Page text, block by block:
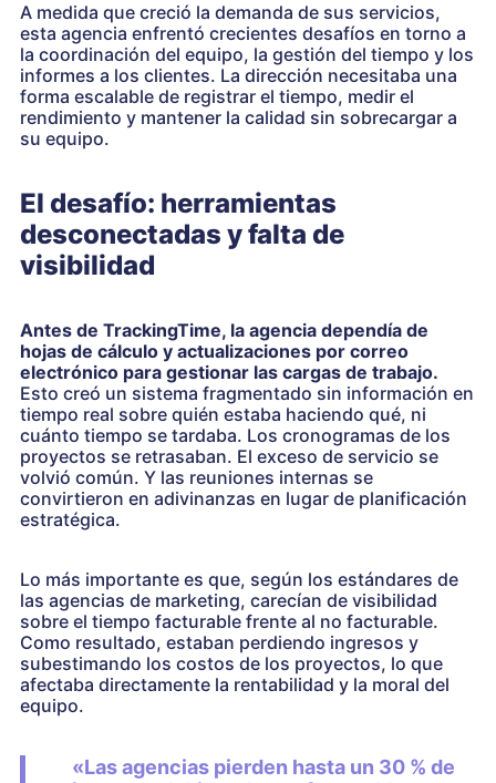
A medida que creció la demanda de sus servicios,
esta agencia enfrentó crecientes desafíos en torno a
la coordinación del equipo, la gestión del tiempo y los
informes a los clientes. La dirección necesitaba una
forma escalable de registrar el tiempo, medir el
rendimiento y mantener la calidad sin sobrecargar a
su equipo.
El desafío: herramientas
desconectadas y falta de
visibilidad
Antes de TrackingTime, la agencia dependía de
hojas de cálculo y actualizaciones por correo
electrónico para gestionar las cargas de trabajo.
Esto creó un sistema fragmentado sin información en
tiempo real sobre quién estaba haciendo qué, ni
cuánto tiempo se tardaba. Los cronogramas de los
proyectos se retrasaban. El exceso de servicio se
volvió común. Y las reuniones internas se
convirtieron en adivinanzas en lugar de planificación
estratégica.
Lo más importante es que, según los estándares de
las agencias de marketing, carecían de visibilidad
sobre el tiempo facturable frente al no facturable.
Como resultado, estaban perdiendo ingresos y
subestimando los costos de los proyectos, lo que
afectaba directamente la rentabilidad y la moral del
equipo.
«Las agencias pierden hasta un 30 % de